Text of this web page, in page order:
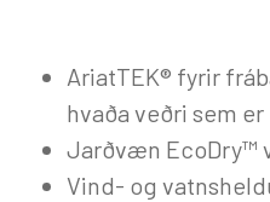
AriatTEK® fyrir
hvaða veðri sem er
Jarðvæn EcoDry™
Vind- og